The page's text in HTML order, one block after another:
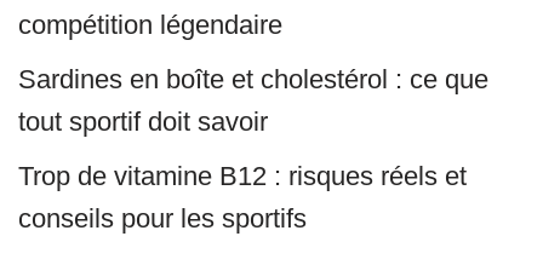
compétition légendaire
Sardines en boîte et cholestérol : ce que
tout sportif doit savoir
Trop de vitamine B12 : risques réels et
conseils pour les sportifs